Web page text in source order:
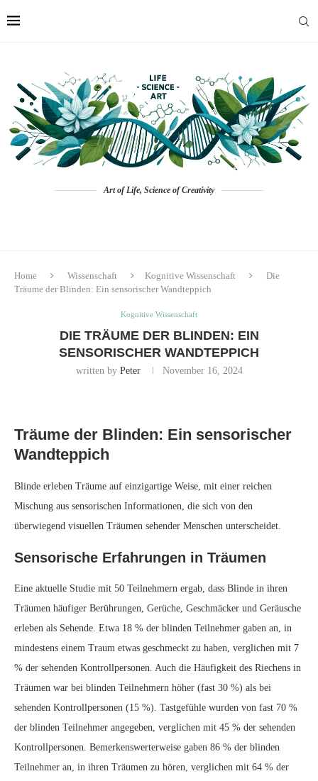
Art of Life, Science of Creativity
Home Wissenschaft Kognitive Wissenschaft
Die
Träume der Blinden: Ein sensorischer Wandteppich
Kognitive Wissenschaft
DIE TRÄUME DER BLINDEN: EIN
SENSORISCHER WANDTEPPICH
written by Peter November 16, 2024
Träume der Blinden: Ein sensorischer
Wandteppich
Blinde erleben Träume auf einzigartige Weise, mit einer reichen
Mischung aus sensorischen Informationen, die sich von den
überwiegend visuellen Träumen sehender Menschen unterscheidet.
Sensorische Erfahrungen in Träumen
Eine aktuelle Studie mit 50 Teilnehmern ergab, dass Blinde in ihren
Träumen häufiger Berührungen, Gerüche, Geschmäcker und Geräusche
erleben als Sehende. Etwa 18 % der blinden Teilnehmer gaben an, in
mindestens einem Traum etwas geschmeckt zu haben, verglichen mit 7
% der sehenden Kontrollpersonen. Auch die Häufigkeit des Riechens in
Träumen war bei blinden Teilnehmern höher (fast 30 %) als bei
sehenden Kontrollpersonen (15 %). Tastgefühle wurden von fast 70 %
der blinden Teilnehmer angegeben, verglichen mit 45 % der sehenden
Kontrollpersonen. Bemerkenswerterweise gaben 86 % der blinden
Teilnehmer an, in ihren Träumen zu hören, verglichen mit 64 % der